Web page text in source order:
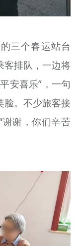
三个春运站台
客排队，一边将
安喜乐”，一句
脸。不少旅客接
谢，你们辛苦